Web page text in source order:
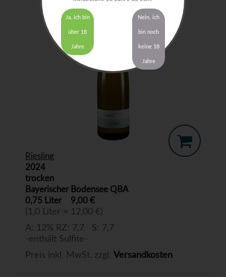
Riesling
2024
trocken
Bayerischer Bodensee QBA
0,75 Liter
9,00 €
(1,0 Liter = 12,00 €)
A: 12% RZ: 7,7 S: 7,7
-enthält Sulfite-
Preis inkl. MwSt. zzgl. Versandkosten
Ja, ich bin
über 18
Jahre
Nein, ich
bin noch
keine 18
Jahre